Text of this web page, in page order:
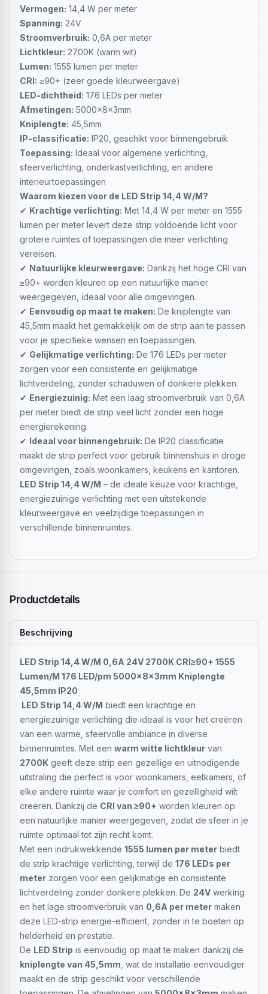
Vermogen: 14,4 W per meter
Spanning: 24V
Stroomverbruik: 0,6A per meter
Lichtkleur: 2700K (warm wit)
Lumen: 1555 lumen per meter
CRI: ≥90+ (zeer goede kleurweergave)
LED-dichtheid: 176 LEDs per meter
Afmetingen: 5000x8x3mm
Kniplengte: 45,5mm
IP-classificatie: IP20, geschikt voor binnengebruik
Toepassing: Ideaal voor algemene verlichting,
sfeerverlichting, onderkastverlichting, en andere
interieurtoepassingen
Waarom kiezen voor de LED Strip 14,4 W/M?
✔ Krachtige verlichting: Met 14,4 W per meter en 1555
lumen per meter levert deze strip voldoende licht voor
grotere ruimtes of toepassingen die meer verlichting
vereisen.
✔ Natuurlijke kleurweergave: Dankzij het hoge CRI van
≥90+ worden kleuren op een natuurlijke manier
weergegeven, ideaal voor alle omgevingen.
✔ Eenvoudig op maat te maken: De kniplengte van
45,5mm maakt het gemakkelijk om de strip aan te passen
voor je specifieke wensen en toepassingen.
✔ Gelijkmatige verlichting: De 176 LEDs per meter
zorgen voor een consistente en gelijkmatige
lichtverdeling, zonder schaduwen of donkere plekken.
✔ Energiezuinig: Met een laag stroomverbruik van 0,6A
per meter biedt de strip veel licht zonder een hoge
energierekening.
✔ Ideaal voor binnengebruik: De IP20 classificatie
maakt de strip perfect voor gebruik binnenshuis in droge
omgevingen, zoals woonkamers, keukens en kantoren.
LED Strip 14,4 W/M – de ideale keuze voor krachtige,
energiezuinige verlichting met een uitstekende
kleurweergave en veelzijdige toepassingen in
verschillende binnenruimtes.
Productdetails
Beschrijving
LED Strip 14,4 W/M 0,6A 24V 2700K CRI≥90+ 1555
Lumen/M 176 LED/pm 5000x8x3mm Kniplengte
45,5mm IP20
LED Strip 14,4 W/M biedt een krachtige en
energiezuinige verlichting die ideaal is voor het creëren
van een warme, sfeervolle ambiance in diverse
binnenruimtes. Met een warm witte lichtkleur van
2700K geeft deze strip een gezellige en uitnodigende
uitstraling die perfect is voor woonkamers, eetkamers, of
elke andere ruimte waar je comfort en gezelligheid wilt
creëren. Dankzij de CRI van ≥90+ worden kleuren op
een natuurlijke manier weergegeven, zodat de sfeer in je
ruimte optimaal tot zijn recht komt.
Met een indrukwekkende 1555 lumen per meter biedt
de strip krachtige verlichting, terwijl de 176 LEDs per
meter zorgen voor een gelijkmatige en consistente
lichtverdeling zonder donkere plekken. De 24V werking
en het lage stroomverbruik van 0,6A per meter maken
deze LED-strip energie-efficiënt, zonder in te boeten op
helderheid en prestatie.
De LED Strip is eenvoudig op maat te maken dankzij de
kniplengte van 45,5mm , wat de installatie eenvoudiger
maakt en de strip geschikt voor verschillende